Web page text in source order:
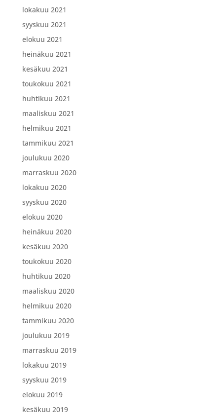
lokakuu 2021
syyskuu 2021
elokuu 2021
heinäkuu 2021
kesäkuu 2021
toukokuu 2021
huhtikuu 2021
maaliskuu 2021
helmikuu 2021
tammikuu 2021
joulukuu 2020
marraskuu 2020
lokakuu 2020
syyskuu 2020
elokuu 2020
heinäkuu 2020
kesäkuu 2020
toukokuu 2020
huhtikuu 2020
maaliskuu 2020
helmikuu 2020
tammikuu 2020
joulukuu 2019
marraskuu 2019
lokakuu 2019
syyskuu 2019
elokuu 2019
kesäkuu 2019